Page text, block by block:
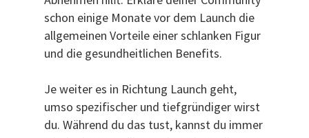
schon einige Monate vor dem Launch die
allgemeinen Vorteile einer schlanken Figur
und die gesundheitlichen Benefits.
Je weiter es in Richtung Launch geht,
umso spezifischer und tiefgründiger wirst
du. Während du das tust, kannst du immer